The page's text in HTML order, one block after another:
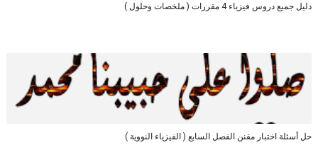
دليل جميع دروس فيزياء 4 مقررات ( ملخصات وحلول )
حل أسئلة اختبار مقنن الفصل السابع ( الفيزياء النووية )